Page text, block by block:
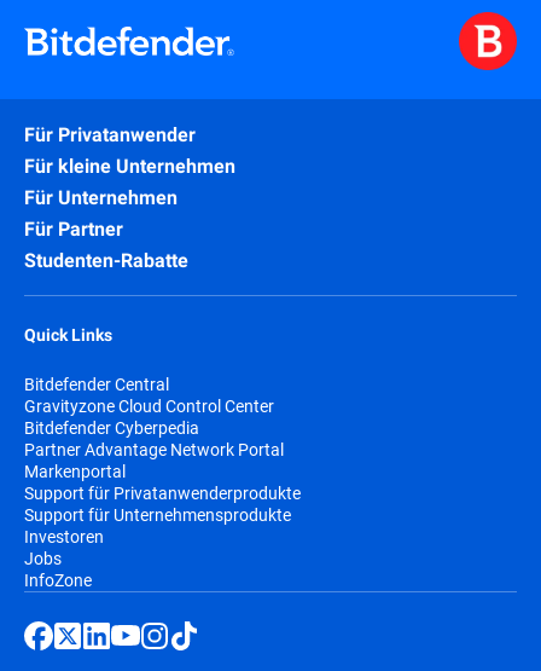
Für Privatanwender
Für kleine Unternehmen
Für Unternehmen
Für Partner
Studenten-Rabatte
Quick Links
Bitdefender Central
Gravityzone Cloud Control Center
Bitdefender Cyberpedia
Partner Advantage Network Portal
Markenportal
Support für Privatanwenderprodukte
Support für Unternehmensprodukte
Investoren
Jobs
InfoZone